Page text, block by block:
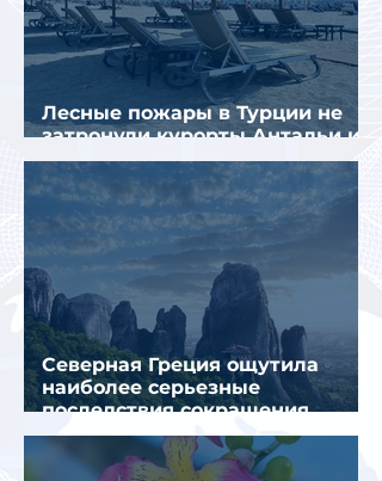
Лесные пожары в Турции не
затронули курорты Антальи и
Муглы
Северная Греция ощутила
наиболее серьезные
последствия сокращения
турпотока из России